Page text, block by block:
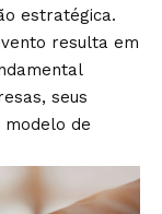
estratégica.
resulta em
seus
modelo de